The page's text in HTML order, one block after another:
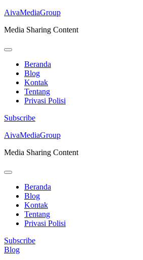
AivaMediaGroup
Media Sharing Content
Beranda
Blog
Kontak
Tentang
Privasi Polisi
Subscribe
Lompat
konten
Enter)
AivaMediaGroup
Media Sharing Content
Beranda
Blog
Kontak
Tentang
Privasi Polisi
Subscribe
Blog